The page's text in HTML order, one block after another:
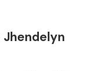
Jhendelyn